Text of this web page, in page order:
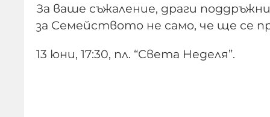
За ваше съжаление, драги
за Семейството не само, че ще се
13 юни, 17:30, пл. “Света Неделя”.